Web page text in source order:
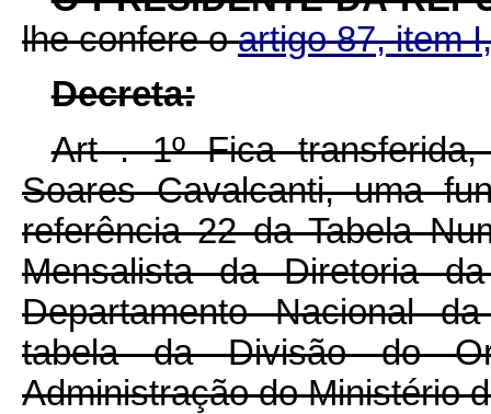
lhe confere oartigo 87, item
Decreta:
Art . 1º Fica
Soares Cavalcanti, uma
referência 22 da Tabela
Mensalista da Diretoria
Departamento Nacional
tabela da Divisão do
Administração do Ministério